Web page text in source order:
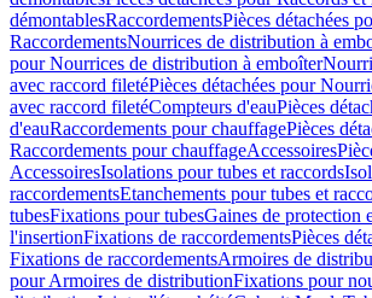
démontablesRaccordementsPièces détachées
RaccordementsNourrices de distribution à
pour Nourrices de distribution à emboîter
avec raccord filetéPièces détachées pour
avec raccord filetéCompteurs d'eauPièces
d'eauRaccordements pour chauffagePièces
Raccordements pour chauffageAccessoires
AccessoiresIsolations pour tubes et raccords
raccordementsEtanchements pour tubes et
tubesFixations pour tubesGaines de protection
l'insertionFixations de raccordementsPièces
Fixations de raccordementsArmoires de
pour Armoires de distributionFixations pour